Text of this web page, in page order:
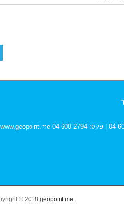
www.geopoint.me
geopoint.me.